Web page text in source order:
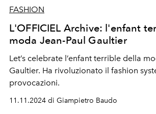
FASHION
L'OFFICIEL Archive: l'enfant
moda Jean-Paul Gaultier
Let’s celebrate l’enfant terrible della
Gaultier. Ha rivoluzionato il fashion
provocazioni.
11.11.2024 di Giampietro Baudo